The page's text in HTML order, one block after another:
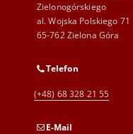
Zielonogórskiego
al. Wojska Polskiego 71
65-762 Zielona Góra
Telefon
(+48) 68 328 21 55
E-Mail